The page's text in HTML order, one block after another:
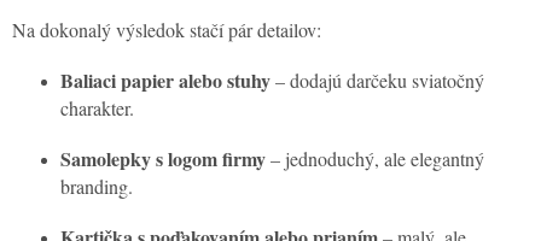
Na dokonalý výsledok stačí pár detailov:
Baliaci papier alebo stuhy– dodajú darčeku sviatočný
charakter.
Samolepky s logom firmy– jednoduchý, ale elegantný
branding.